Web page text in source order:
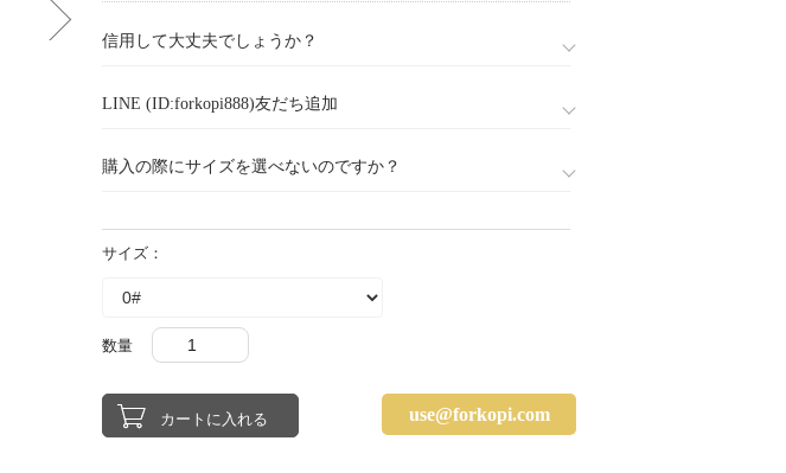
信用して大丈夫でしょうか？
LINE (ID:forkopi888)友だち追加
購入の際にサイズを選べないのですか？
サイズ：
数量
use@forkopi.com